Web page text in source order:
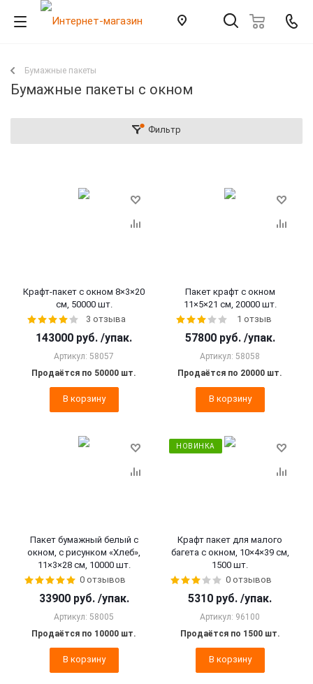
Бумажные пакеты
Бумажные пакеты с окном
Фильтр
Крафт-пакет с окном 8×3×20
см, 50000 шт.
3 отзыва
143000 руб. /упак.
Артикул: 58057
Продаётся по 50000 шт.
В корзину
Пакет крафт с окном
11×5×21 см, 20000 шт.
1 отзыв
57800 руб. /упак.
Артикул: 58058
Продаётся по 20000 шт.
В корзину
Пакет бумажный белый с
окном, с рисунком «Хлеб»,
11×3×28 см, 10000 шт.
0 отзывов
33900 руб. /упак.
Артикул: 58005
Продаётся по 10000 шт.
В корзину
НОВИНКА
Крафт пакет для малого
багета с окном, 10×4×39 см,
1500 шт.
0 отзывов
5310 руб. /упак.
Артикул: 96100
Продаётся по 1500 шт.
В корзину